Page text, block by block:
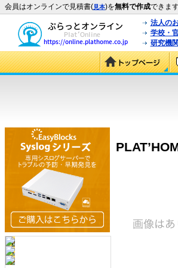
会員はオンラインで見積書(見本)を無料で作成できま
法人の
学校・
研究機